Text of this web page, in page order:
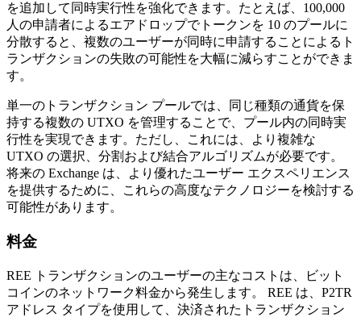
を追加して同時実行性を強化できます。たとえば、100,000
人の申請者によるエアドロップでトークンを 10 のプールに
分散すると、複数のユーザーが同時に申請することによるト
ランザクションの失敗の可能性を大幅に減らすことができま
す。
単一のトランザクション プールでは、同じ種類の通貨を保
持する複数の UTXO を管理することで、プール内の同時実
行性を実現できます。ただし、これには、より複雑な
UTXO の選択、分割および結合アルゴリズムが必要です。
将来の Exchange は、より優れたユーザー エクスペリエンス
を提供するために、これらの高度なテクノロジーを検討する
可能性があります。
料金
REE トランザクションのユーザーの主なコストは、ビット
コインのネットワーク料金から発生します。 REE は、P2TR
アドレス タイプを使用して、決済されたトランザクション